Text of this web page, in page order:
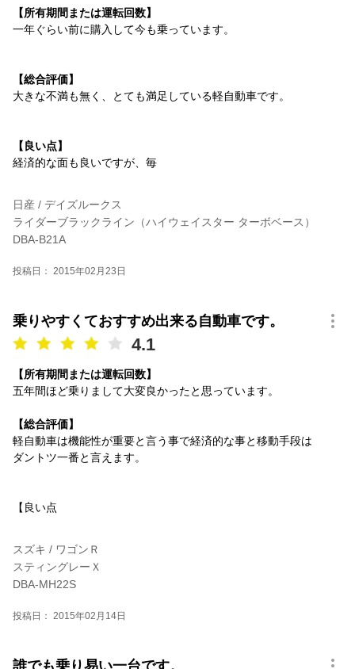
【所有期間または運転回数】
一年ぐらい前に購入して今も乗っています。
【総合評価】
大きな不満も無く、とても満足している軽自動車です。
【良い点】
経済的な面も良いですが、毎
日産 / デイズルークス
ライダーブラックライン（ハイウェイスター ターボベース）
DBA-B21A
投稿日： 2015年02月23日
乗りやすくておすすめ出来る自動車です。
4.1
【所有期間または運転回数】
五年間ほど乗りまして大変良かったと思っています。
【総合評価】
軽自動車は機能性が重要と言う事で経済的な事と移動手段は
ダントツ一番と言えます。
【良い点
スズキ / ワゴンＲ
スティングレーＸ
DBA-MH22S
投稿日： 2015年02月14日
誰でも乗り易い一台です。